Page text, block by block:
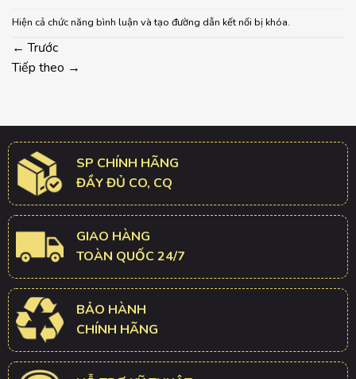
Hiện cả chức năng bình luận và tạo đường dẫn kết nối bị khóa.
← Trước
Tiếp theo →
SP CHÍNH HÃNG
ĐẦY ĐỦ CO, CQ
GIAO HÀNG
TOÀN QUỐC 24/7
BẢO HÀNH
CHÍNH HÃNG